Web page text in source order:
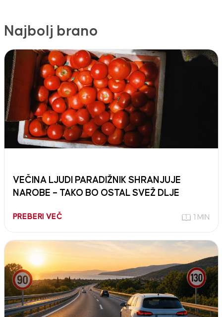
Najbolj brano
VEČINA LJUDI PARADIŽNIK SHRANJUJE
NAROBE – TAKO BO OSTAL SVEŽ DLJE
PREBERI VEČ 1 MIN